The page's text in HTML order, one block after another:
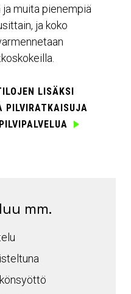
muita pienempiä
ja koko
LISÄKSI
PILVIRATKAISUJA
mm.